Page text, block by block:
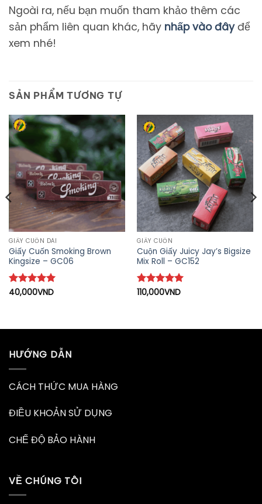
Ngoài ra, nếu bạn muốn tham khảo thêm các
sản phẩm liên quan khác, hãy nhấp vào đâyđể
xem nhé!
SẢN PHẨM TƯƠNG TỰ
GIẤY CUỐN DÀI
Giấy Cuốn Smoking Brown
Kingsize – GC06
Được xếp
40,000VND
GIẤY CUỐN
Cuộn Giấy Juicy Jay’s Bigsize
Mix Roll – GC152
Được xếp
110,000VND
HƯỚNG DẪN
CÁCH THỨC MUA HÀNG
ĐIỀU KHOẢN SỬ DỤNG
CHẾ ĐỘ BẢO HÀNH
VỀ CHÚNG TÔI